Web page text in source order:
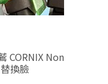
CORNIX Non
換臉